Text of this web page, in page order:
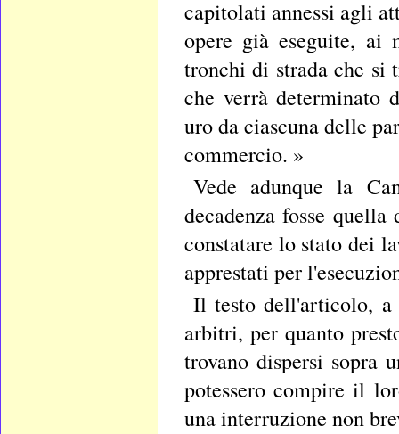
capitolati annessi agli
opere già eseguite,
tronchi di strada che si
che verrà determinato
uro da ciascuna delle
commercio. »
Vede adunque la
decadenza fosse
constatare lo stato dei
apprestati per
Il testo dell'articolo, a
arbitri, per quanto
trovano dispersi
potessero compire il
una interruzione non